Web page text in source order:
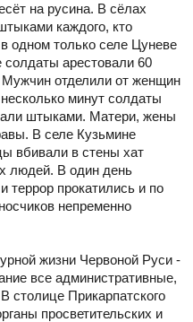
на русина. В сёлах
каждого, кто
одном только селе Цуневе
солдаты арестовали 60
отделили от женщин
минут солдаты
штыками. Матери, жены
В селе Кузьмине
вбивали в стены хат
людей. В один день
террор прокатились и по
непременно
жизни Червоной Руси -
все административные,
столице Прикарпатского
просветительских и